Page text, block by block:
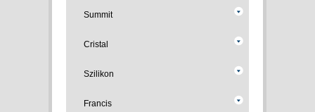
Summit
Cristal
Szilikon
Francis